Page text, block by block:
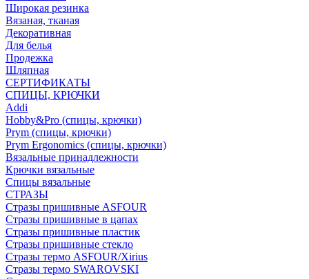
Широкая резинка
Вязаная, тканая
Декоративная
Для белья
Продежка
Шляпная
СЕРТИФИКАТЫ
СПИЦЫ, КРЮЧКИ
Addi
Hobby&Pro (спицы, крючки)
Prym (спицы, крючки)
Prym Ergonomics (спицы, крючки)
Вязальные принадлежности
Крючки вязальные
Спицы вязальные
СТРАЗЫ
Стразы пришивные ASFOUR
Стразы пришивные в цапах
Стразы пришивные пластик
Стразы пришивные стекло
Стразы термо ASFOUR/Xirius
Стразы термо SWAROVSKI